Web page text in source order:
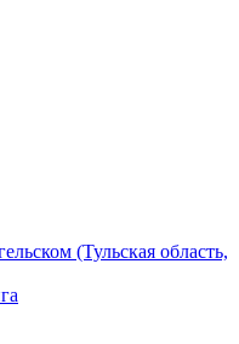
(Тульская область,